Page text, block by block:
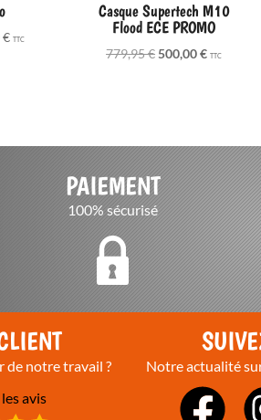
€Plage
TTC
Casque Supertech M10
Flood ECE PROMO
779,95€ Le
500,00€Le
TTC
PAIEMENT
100% sécurisé
de notre travail ?
avis
Notre actualité